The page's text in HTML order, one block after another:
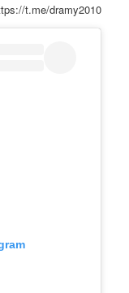
t.me/dramy2010